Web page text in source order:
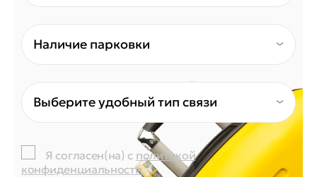
Наличие парковки
Выберите удобный тип связи
Я согласен(на) с политикой
конфиденциальности